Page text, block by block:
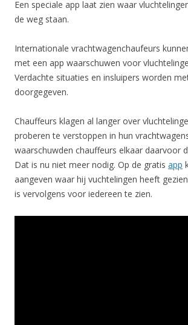
Een speciale app laat zien waar
de weg staan.
Internationale vrachtwagenchaufeurs
met een app waarschuwen voor
Verdachte situaties en insluipers worden
doorgegeven.
Chauffeurs klagen al langer over
proberen te verstoppen in hun
waarschuwden chauffeurs elkaar daarvoor
Dat is nu niet meer nodig. Op de gratis app
aangeven waar hij vuchtelingen heeft
is vervolgens voor iedereen te zien.